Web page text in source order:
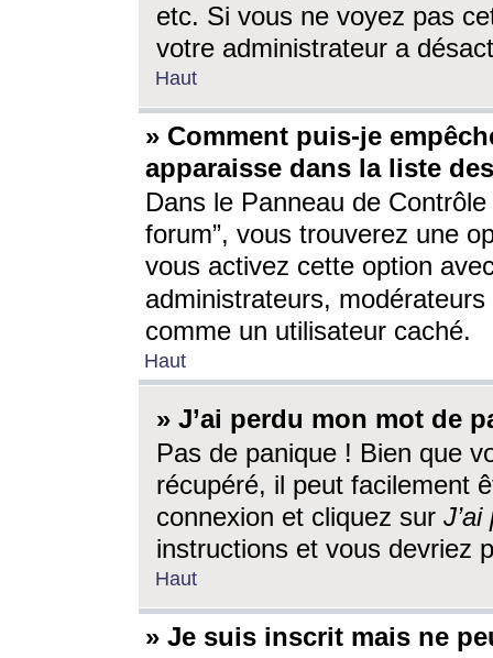
etc. Si vous ne voyez pas
votre administrateur a
Haut
» Comment puis-je
apparaisse dans la liste
Dans le Panneau de
forum”, vous trouverez une
vous activez cette option
administrateurs,
comme un utilisateur caché.
Haut
» J’ai perdu mon mot de
Pas de panique ! Bien que
récupéré, il peut facilement
connexion et cliquez sur
instructions et vous devriez
Haut
» Je suis inscrit mais ne